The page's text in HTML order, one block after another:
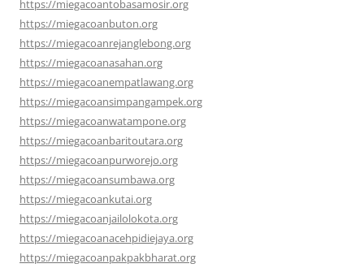
https://miegacoantobasamosir.org
https://miegacoanbuton.org
https://miegacoanrejanglebong.org
https://miegacoanasahan.org
https://miegacoanempatlawang.org
https://miegacoansimpangampek.org
https://miegacoanwatampone.org
https://miegacoanbaritoutara.org
https://miegacoanpurworejo.org
https://miegacoansumbawa.org
https://miegacoankutai.org
https://miegacoanjailolokota.org
https://miegacoanacehpidiejaya.org
https://miegacoanpakpakbharat.org